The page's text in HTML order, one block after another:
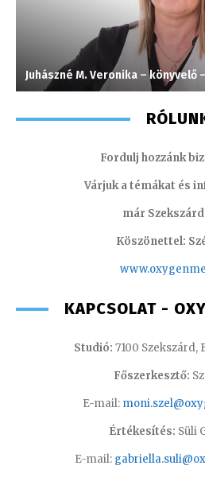
Juhászné M. Veronika – könyvelő
Fordulj hozzánk
Várjuk a témákat és
már
Köszönettel:
KAPCSOLAT -
Studió: 7100 Szekszárd,
Főszerkesztő:
E-mail:
Értékesítés: Süli
E-mail: